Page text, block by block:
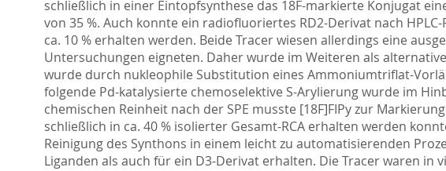
schließlich in einer Eintopfsynthese das 18F-markierte Konjugat
von 35 %. Auch konnte ein radiofluoriertes RD2-Derivat nach
ca. 10 % erhalten werden. Beide Tracer wiesen allerdings eine
Untersuchungen eigneten. Daher wurde im Weiteren als
wurde durch nukleophile Substitution eines Ammoniumtriflat-
folgende Pd-katalysierte chemoselektive S-Arylierung wurde im
chemischen Reinheit nach der SPE musste [18F]FIPy zur
schließlich in ca. 40 % isolierter Gesamt-RCA erhalten werden
Reinigung des Synthons in einem leicht zu automatisierenden
Liganden als auch für ein D3-Derivat erhalten. Die Tracer waren